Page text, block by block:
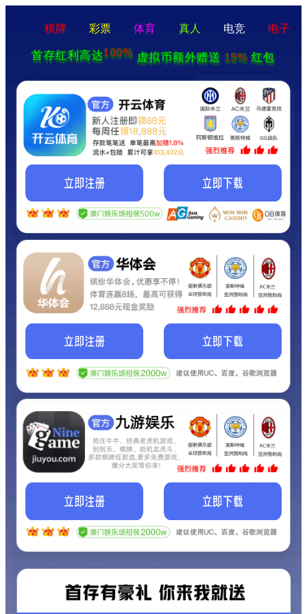
棋牌 彩票 体育 真人 电竞 电子
首存红利高达100%
虚拟币额外赠送 15% 红包